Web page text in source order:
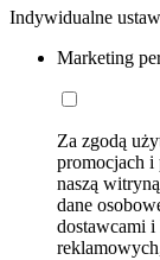
Indywidualne
Marketing
Za zgodą
promocjach i
naszą
dane
dostawcami